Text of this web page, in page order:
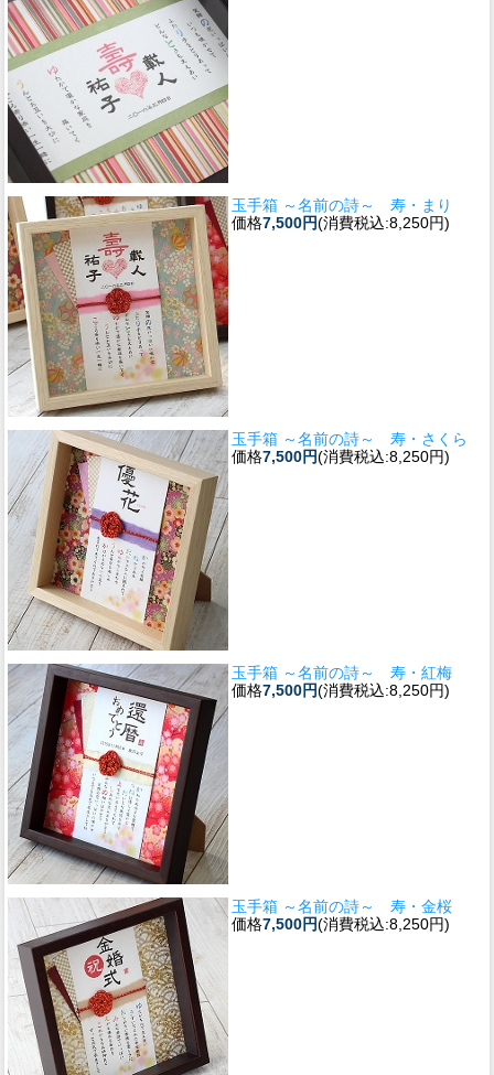
玉手箱 ～名前の詩～ 寿・まり
価格7,500円(消費税込:8,250円)
玉手箱 ～名前の詩～ 寿・さくら
価格7,500円(消費税込:8,250円)
玉手箱 ～名前の詩～ 寿・紅梅
価格7,500円(消費税込:8,250円)
玉手箱 ～名前の詩～ 寿・金桜
価格7,500円(消費税込:8,250円)